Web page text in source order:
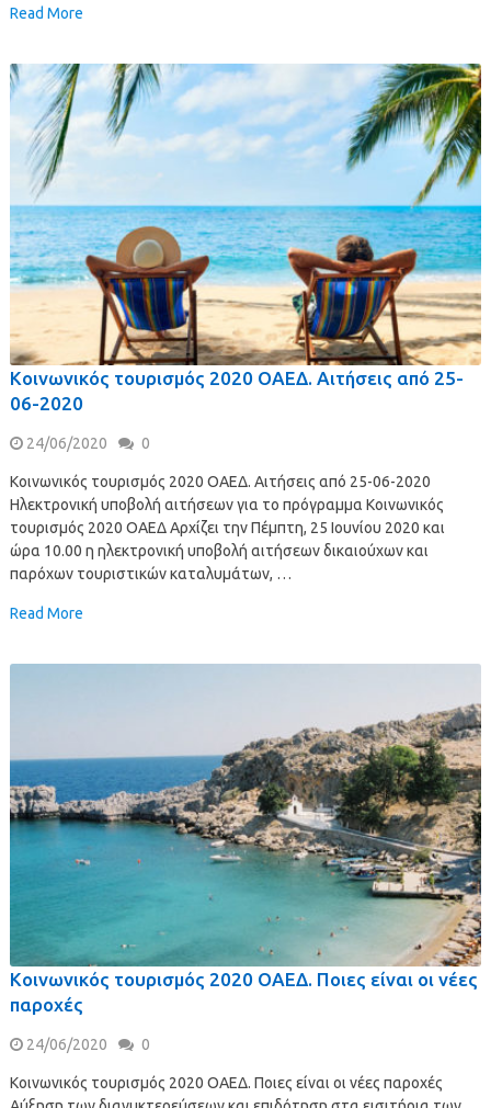
Read More
Κοινωνικός τουρισμός 2020 ΟΑΕΔ. Αιτήσεις από 25-
06-2020
24/06/2020 0
Κοινωνικός τουρισμός 2020 ΟΑΕΔ. Αιτήσεις από 25-06-2020
Ηλεκτρονική υποβολή αιτήσεων για το πρόγραμμα Κοινωνικός
τουρισμός 2020 ΟΑΕΔ Αρχίζει την Πέμπτη, 25 Ιουνίου 2020 και
ώρα 10.00 η ηλεκτρονική υποβολή αιτήσεων δικαιούχων και
παρόχων τουριστικών καταλυμάτων, …
Read More
Κοινωνικός τουρισμός 2020 ΟΑΕΔ. Ποιες είναι οι νέες
παροχές
24/06/2020 0
Κοινωνικός τουρισμός 2020 ΟΑΕΔ. Ποιες είναι οι νέες παροχές